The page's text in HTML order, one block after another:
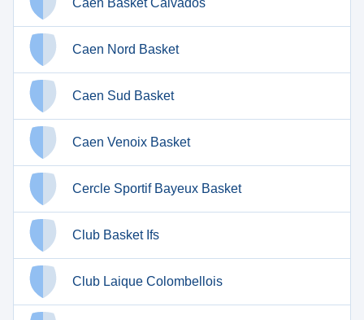
Caen Basket Calvados
Caen Nord Basket
Caen Sud Basket
Caen Venoix Basket
Cercle Sportif Bayeux Basket
Club Basket Ifs
Club Laique Colombellois